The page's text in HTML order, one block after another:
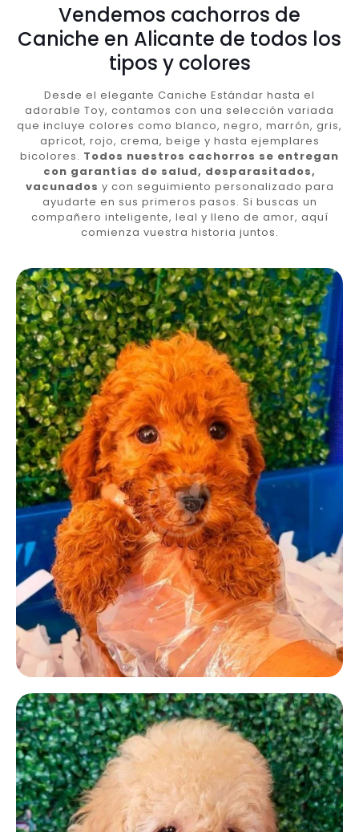
Vendemos cachorros de
Caniche en Alicante de todos los
tipos y colores
Desde el elegante Caniche Estándar hasta el
adorable Toy, contamos con una selección variada
que incluye colores como blanco, negro, marrón, gris,
apricot, rojo, crema, beige y hasta ejemplares
bicolores. Todos nuestros cachorros se entregan
con garantías de salud, desparasitados,
vacunados y con seguimiento personalizado para
ayudarte en sus primeros pasos. Si buscas un
compañero inteligente, leal y lleno de amor, aquí
comienza vuestra historia juntos.